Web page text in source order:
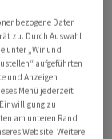
die
in
und seine
Sie sollen
Geschäfte
Daten
zu. Durch Auswahl
unter „Wir und
aufgeführten
und Anzeigen
Menü jederzeit
zu
am unteren Rand
Website. Weitere